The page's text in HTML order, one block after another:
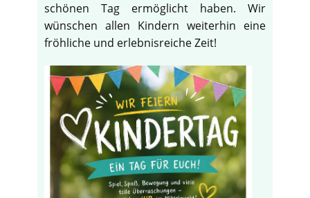
schönen Tag ermöglicht haben. Wir
wünschen allen Kindern weiterhin eine
fröhliche und erlebnisreiche Zeit!